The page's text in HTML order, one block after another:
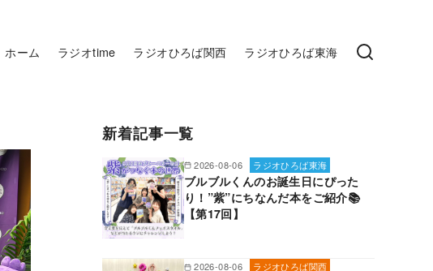
ホーム ラジオtime ラジオひろば関西 ラジオひろば東海
新着記事一覧
2026-08-06 ラジオひろば東海
ブルブルくんのお誕生日にぴった
り！”紫”にちなんだ本をご紹介📚
【第17回】
2026-08-06 ラジオひろば関西